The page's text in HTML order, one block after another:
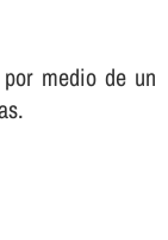
medio de un